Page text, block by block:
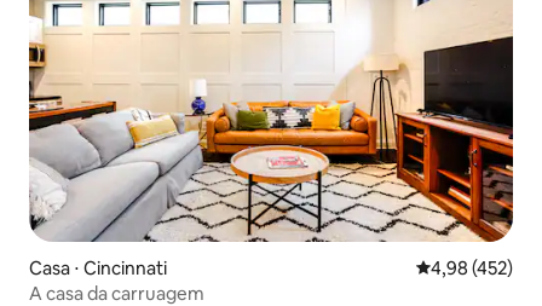
Casa ⋅ Cincinnati 4,98 de uma
4,98 (452)
A casa da carruagem